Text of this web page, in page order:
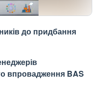
до придбання
впровадження BAS